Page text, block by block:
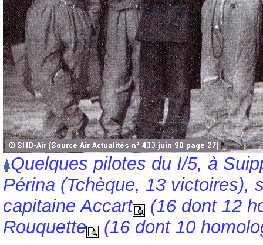
Quelques pilotes du I/5, à
Périna (Tchèque, 13 victoires),
capitaine Accart
(16 dont 12
Rouquette
(16 dont 10